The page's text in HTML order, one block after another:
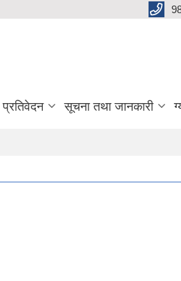
प्रतिवेदन सूचना तथा जानकारी